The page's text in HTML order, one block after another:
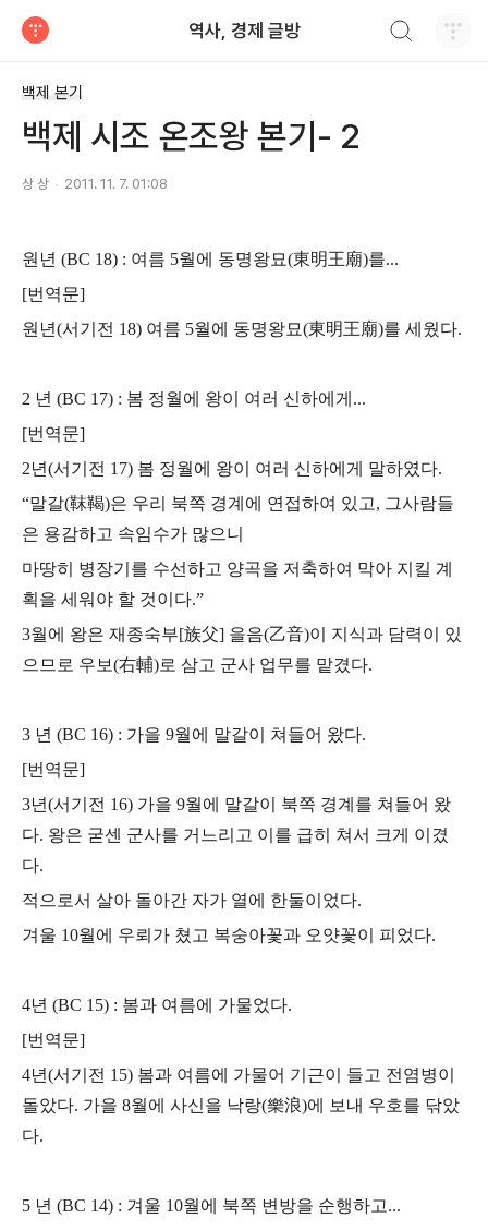
역사, 경제 글방
백제 본기
백제 시조 온조왕 본기- 2
상 상 2011. 11. 7. 01:08
원년 (BC 18) : 여름 5월에 동명왕묘(東明王廟)를...
[번역문]
원년(서기전 18) 여름 5월에 동명왕묘(東明王廟)를 세웠다.
2 년 (BC 17) : 봄 정월에 왕이 여러 신하에게...
[번역문]
2년(서기전 17) 봄 정월에 왕이 여러 신하에게 말하였다.
“말갈(靺鞨)은 우리 북쪽 경계에 연접하여 있고, 그사람들
은 용감하고 속임수가 많으니
마땅히 병장기를 수선하고 양곡을 저축하여 막아 지킬 계
획을 세워야 할 것이다.”
3월에 왕은 재종숙부[族父] 을음(乙音)이 지식과 담력이 있
으므로 우보(右輔)로 삼고 군사 업무를 맡겼다.
3 년 (BC 16) : 가을 9월에 말갈이 쳐들어 왔다.
[번역문]
3년(서기전 16) 가을 9월에 말갈이 북쪽 경계를 쳐들어 왔
다. 왕은 굳센 군사를 거느리고 이를 급히 쳐서 크게 이겼
다.
적으로서 살아 돌아간 자가 열에 한둘이었다.
겨울 10월에 우뢰가 쳤고 복숭아꽃과 오얏꽃이 피었다.
4년 (BC 15) : 봄과 여름에 가물었다.
[번역문]
4년(서기전 15) 봄과 여름에 가물어 기근이 들고 전염병이
돌았다. 가을 8월에 사신을 낙랑(樂浪)에 보내 우호를 닦았
다.
5 년 (BC 14) : 겨울 10월에 북쪽 변방을 순행하고...